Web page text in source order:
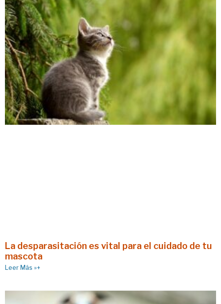
La desparasitación es vital para el cuidado de tu
mascota
Leer Más »+